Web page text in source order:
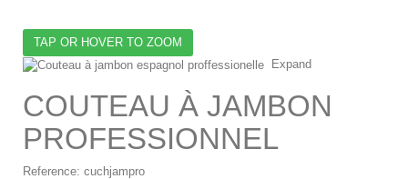
TAP OR HOVER TO ZOOM
Expand
COUTEAU À JAMBON
PROFESSIONNEL
Reference: cuchjampro